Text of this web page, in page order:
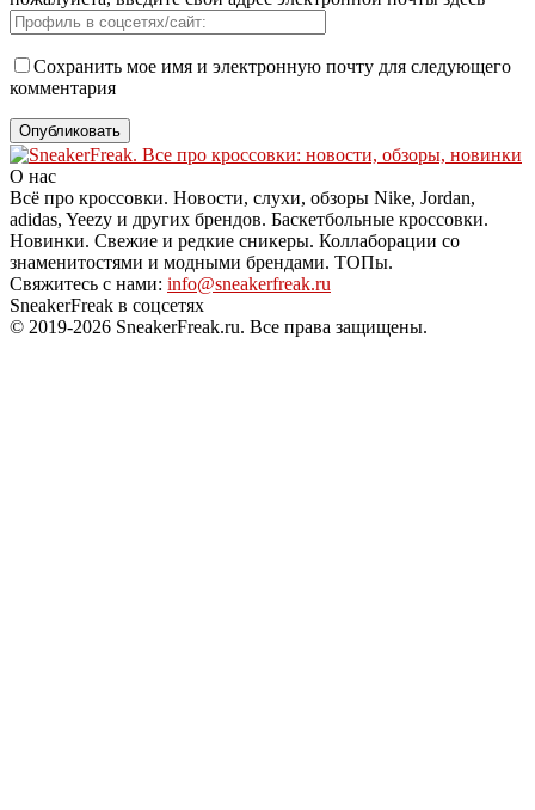
Сохранить мое имя и электронную почту для следующего
комментария
О нас
Всё про кроссовки. Новости, слухи, обзоры Nike, Jordan,
adidas, Yeezy и других брендов. Баскетбольные кроссовки.
Новинки. Свежие и редкие сникеры. Коллаборации со
знаменитостями и модными брендами. ТОПы.
Свяжитесь с нами: info@sneakerfreak.ru
SneakerFreak в соцсетях
© 2019-2026 SneakerFreak.ru. Все права защищены.